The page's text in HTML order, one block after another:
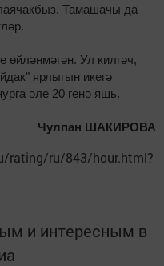
Тамашачы да
өйләнмәгән. Ул килгәч,
ярлыгын икегә
әле 20 генә яшь.
Чулпан ШАКИРОВА
rating/ru/843/hour.html?
и интересным в